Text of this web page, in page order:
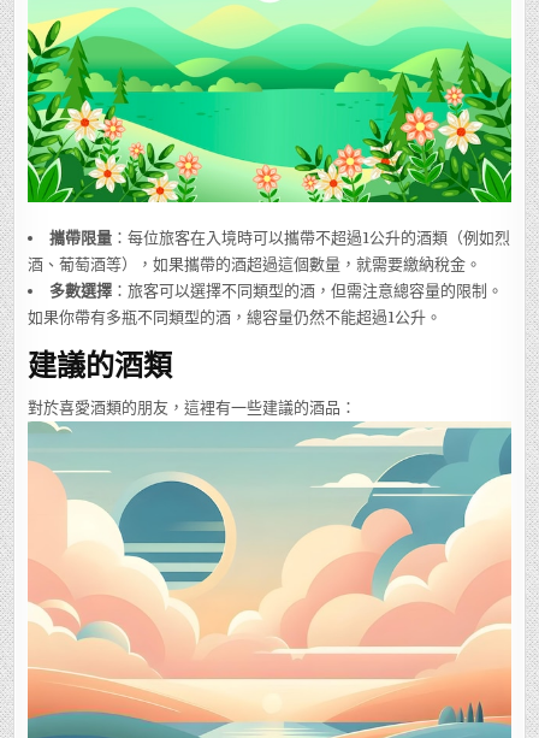
攜帶限量 ：每位旅客在入境時可以攜帶不超過1公升的酒類（例如烈
酒、葡萄酒等），如果攜帶的酒超過這個數量，就需要繳納稅金。
多數選擇 ：旅客可以選擇不同類型的酒，但需注意總容量的限制。
如果你帶有多瓶不同類型的酒，總容量仍然不能超過1公升。
建議的酒類
對於喜愛酒類的朋友，這裡有一些建議的酒品：